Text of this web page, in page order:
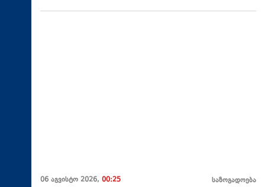
06 აგვისტო 2026, 00:25 საზოგადოება